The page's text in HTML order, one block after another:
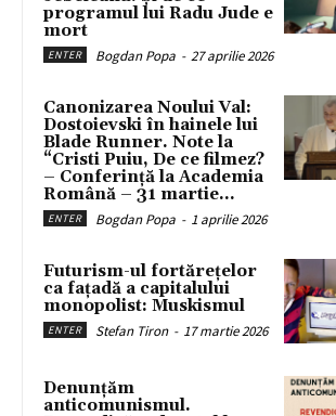
programul lui Radu Jude e
mort
ENTER Bogdan Popa - 27 aprilie 2026
Canonizarea Noului Val:
Dostoievski în hainele lui
Blade Runner. Note la
“Cristi Puiu, De ce filmez?
– Conferință la Academia
Română – 31 martie...
ENTER Bogdan Popa - 1 aprilie 2026
Futurism-ul fortărețelor
ca fațadă a capitalului
monopolist: Muskismul
ENTER Stefan Tiron - 17 martie 2026
Denunțăm
anticomunismul.